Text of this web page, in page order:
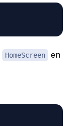
HomeScreen
en